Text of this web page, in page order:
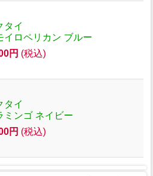
タイ
イロペリカン ブルー
円 (税込)
タイ
ミンゴ ネイビー
円 (税込)